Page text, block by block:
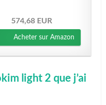
574,68 EUR
Acheter sur Amazon
light 2 que j’ai